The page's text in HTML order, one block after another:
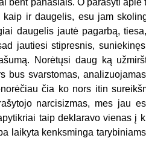
bent panašiais. O parašyti
kaip ir daugelis, esu jam
daugelis jautė pagarbą,
jautiesi stipresnis,
Norėtųsi daug ką
bus svarstomas,
čia ko nors itin
narcisizmas, mes jau
taip deklaravo vienas į
laiky­ta kenksminga